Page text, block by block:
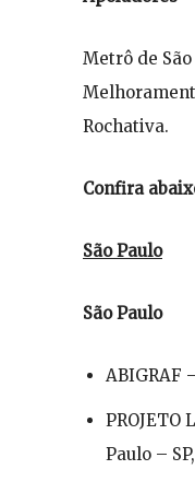
Metrô de
Rochativa.
Confira
São Paulo
São Paulo
ABIGRAF
PROJETO
Paulo –